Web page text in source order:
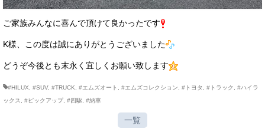
ご家族みんなに喜んで頂けて良かったです
K様、この度は誠にありがとうございました
どうぞ今後とも末永く宜しくお願い致します
#HILUX #SUV, #TRUCK #エムズオート #エムズコレクション #トヨタ #トラック
#ハイラ
ックス
#ピックアップ, #四駆 #納車
一覧